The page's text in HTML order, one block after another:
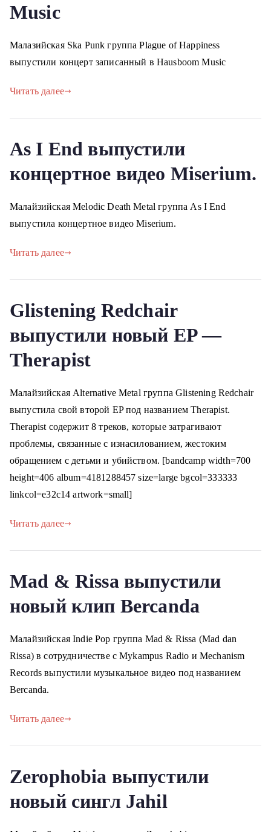
Music
Малазийская Ska Punk группа Plague of Happiness
выпустили концерт записанный в Hausboom Music
Читать далее
As I End выпустили
концертное видео Miserium.
Малайзийская Melodic Death Metal группа As I End
выпустила концертное видео Miserium.
Читать далее
Glistening Redchair
выпустили новый EP —
Therapist
Малайзийская Alternative Metal группа Glistening Redchair
выпустила свой второй EP под названием Therapist.
Therapist содержит 8 треков, которые затрагивают
проблемы, связанные с изнасилованием, жестоким
обращением с детьми и убийством. [bandcamp width=700
height=406 album=4181288457 size=large bgcol=333333
linkcol=e32c14 artwork=small]
Читать далее
Mad & Rissa выпустили
новый клип Bercanda
Малайзийская Indie Pop группа Mad & Rissa (Mad dan
Rissa) в сотрудничестве с Mykampus Radio и Mechanism
Records выпустили музыкальное видео под названием
Bercanda.
Читать далее
Zerophobia выпустили
новый сингл Jahil